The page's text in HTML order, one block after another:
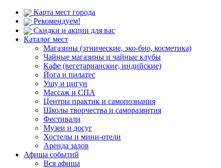
Карта мест города
Рекомендуем!
Скидки и акции для вас
Каталог мест
Магазины (этнические, эко-био, косметика)
Чайные магазины и чайные клубы
Кафе (вегетарианские, индийские)
Йога и пилатес
Ушу и цигун
Массаж и СПА
Центры практик и самопознания
Школы творчества и саморазвития
Фестивали
Музеи и досуг
Хостелы и мини-отели
Аренда залов
Афиша событий
Вся афиша